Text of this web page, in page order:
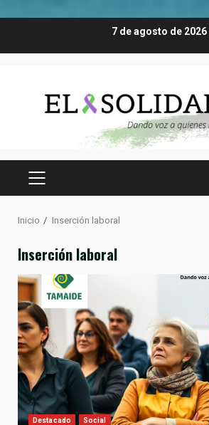
7 de agosto de 2026
MENÚ
Inicio Inserción laboral
Inserción laboral
Destacado Social